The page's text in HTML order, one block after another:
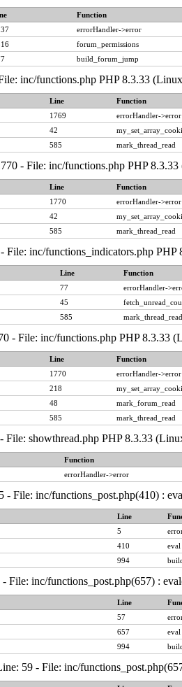
Function
errorHandler->error
forum_permissions
build_forum_jump
inc/functions.php PHP 8.3.33
Line
Function
1769
errorHandler->error
42
585 mark_thread_read
- File: inc/functions.php PHP
Line
Function
1770
errorHandler->error
42
585 mark_thread_read
inc/functions_indicators.php PHP
Line
Function
77
errorHandler-
45
585 mark_thread_read
- File: inc/functions.php PHP 8.3.33
Line
Function
1770
errorHandler->error
218
48
mark_forum_read
585 mark_thread_read
showthread.php PHP 8.3.33
Function
errorHandler->error
File: inc/functions_post.php(410) :
Line
5
410
eval
994
inc/functions_post.php(657) :
Line
57
657
eval
994
59 - File: inc/